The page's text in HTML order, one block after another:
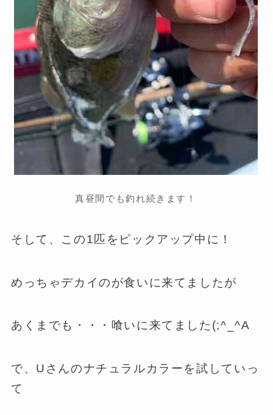
真昼間でも釣れ続きます！
そして、この1匹をピックアップ中に！
めっちゃデカイのが食いに来てましたが
あくまでも・・・喰いに来てました(;^_^A
で、Uさんのナチュラルカラーを試していっ
て